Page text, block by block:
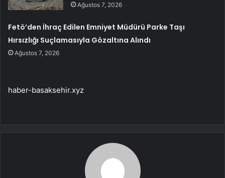
Ağustos 7, 2026
Fetö’den İhraç Edilen Emniyet Müdürü Parke Taşı
Hırsızlığı Suçlamasıyla Gözaltına Alındı
Ağustos 7, 2026
haber-basaksehir.xyz